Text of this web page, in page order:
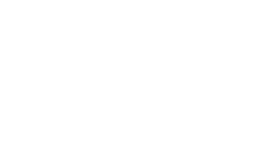
инструменты